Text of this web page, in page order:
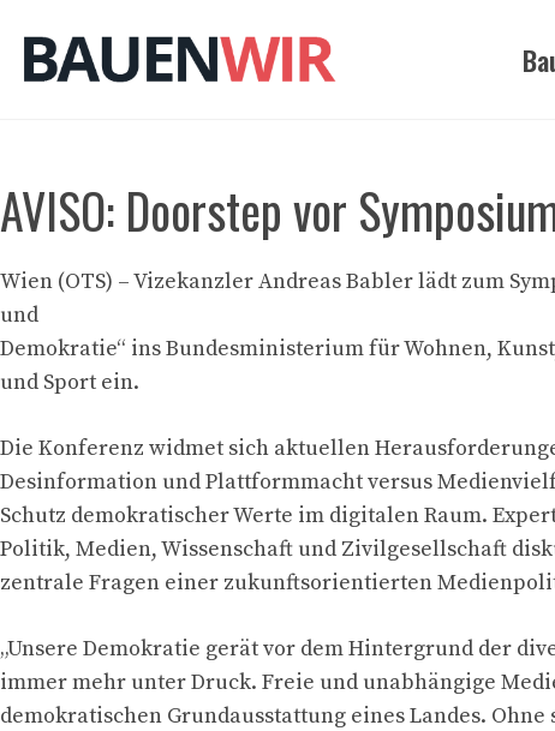
Inhalt
springen
AVISO: Doorstep vor
Wien (OTS) – Vizekanzler Andreas Babler lädt zum
und
Demokratie“ ins Bundesministerium für Wohnen,
und Sport ein.
Die Konferenz widmet sich aktuellen
Desinformation und Plattformmacht versus
Schutz demokratischer Werte im digitalen Raum.
Politik, Medien, Wissenschaft und Zivilgesellschaft
zentrale Fragen einer zukunftsorientierten
„Unsere Demokratie gerät vor dem Hintergrund der
immer mehr unter Druck. Freie und unabhängige
demokratischen Grundausstattung eines Landes. Ohne